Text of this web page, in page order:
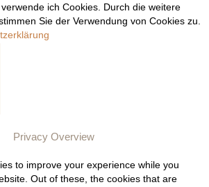
ich Cookies. Durch die weitere
Sie der Verwendung von Cookies zu.
Privacy Overview
to improve your experience while you
Out of these, the cookies that are